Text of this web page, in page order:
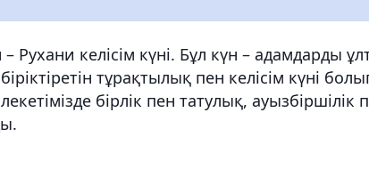
– Рухани келісім күні. Бұл күн – адамдарды
тұрақтылық пен келісім күні
бірлік пен татулық,